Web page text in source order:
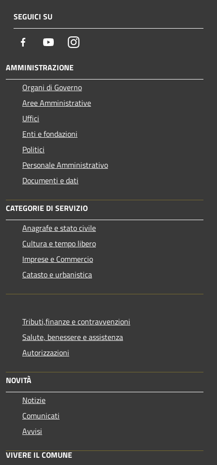
SEGUICI SU
Facebook YoutubeInstagram
AMMINISTRAZIONE
Organi di Governo
Aree Amministrative
Uffici
Enti e fondazioni
Politici
Personale Amministrativo
Documenti e dati
CATEGORIE DI SERVIZIO
Anagrafe e stato civile
Cultura e tempo libero
Imprese e Commercio
Catasto e urbanistica
Tributi,finanze e contravvenzioni
Salute, benessere e assistenza
Autorizzazioni
NOVITÀ
Notizie
Comunicati
Avvisi
VIVERE IL COMUNE